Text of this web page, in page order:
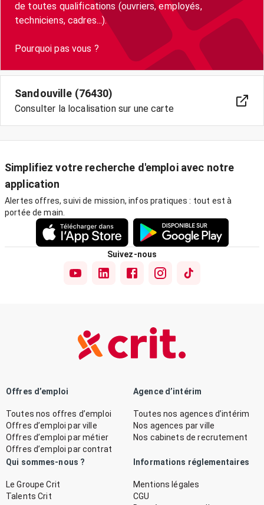
de toutes qualifications (ouvriers, employés,
techniciens, cadres...).
Sandouville (76430)
Consulter la localisation sur une carte
Simplifiez votre recherche d'emploi avec notre
application
Alertes offres, suivi de mission, infos pratiques : tout est à
portée de main.
Suivez-nous
Offres d’emploi
Toutes nos offres d’emploi
Offres d’emploi par ville
Offres d’emploi par métier
Offres d’emploi par contrat
Agence d’intérim
Toutes nos agences d’intérim
Nos agences par ville
Nos cabinets de recrutement
Qui sommes-nous ?
Le Groupe Crit
Talents Crit
Informations réglementaires
Mentions légales
CGU